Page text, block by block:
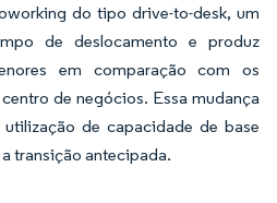
do tipo drive-to-desk, um
de deslocamento e produz
em comparação com os
de negócios. Essa mudança
de capacidade de base
transição antecipada.